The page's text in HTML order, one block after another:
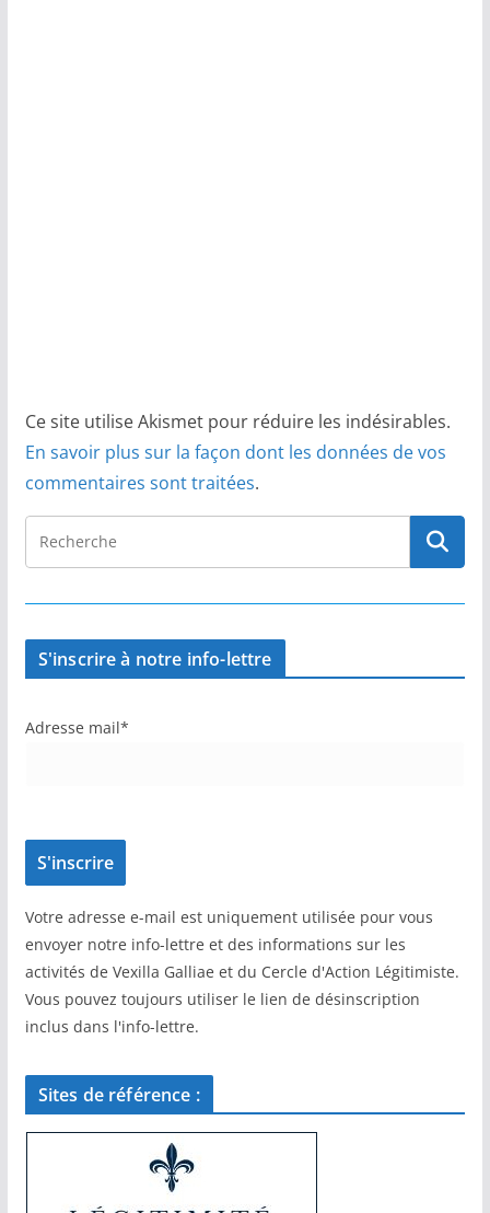
Ce site utilise Akismet pour réduire les indésirables.
En savoir plus sur la façon dont les données de vos
commentaires sont traitées.
S'inscrire à notre info-lettre
Adresse mail*
Votre adresse e-mail est uniquement utilisée pour vous
envoyer notre info-lettre et des informations sur les
activités de Vexilla Galliae et du Cercle d'Action Légitimiste.
Vous pouvez toujours utiliser le lien de désinscription
inclus dans l'info-lettre.
Sites de référence :